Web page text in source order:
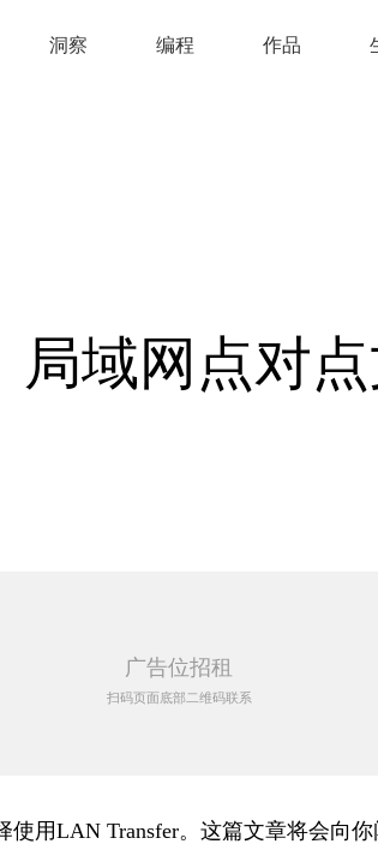
洞察 编程 作品
局域网点对
广告位招租
扫码页面底部二维码联系
使用LAN Transfer。这篇文章将会向